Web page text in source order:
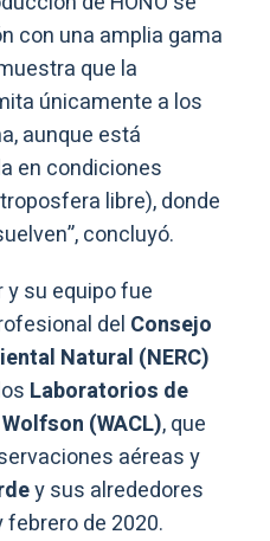
con una amplia gama
que la
únicamente a los
aunque está
en condiciones
libre), donde
concluyó.
y su equipo fue
del Consejo
Natural (NERC)
Laboratorios de
(WACL), que
aéreas y
y sus alrededores
de 2020.